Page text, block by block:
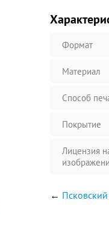
Формат
Материал
Способ
Покрытие
Лицензия
←